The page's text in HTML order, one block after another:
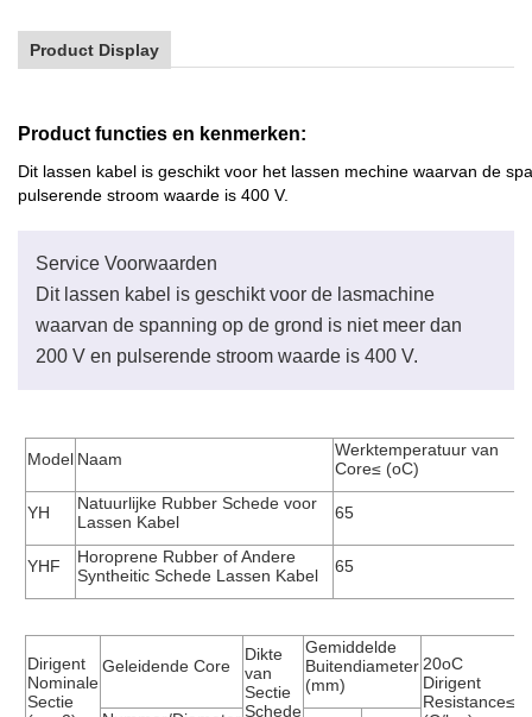
Product Display
Product functies en kenmerken:
Dit lassen kabel is geschikt voor het lassen mechine waarvan de
pulserende stroom waarde is 400 V.
Service Voorwaarden
Dit lassen kabel is geschikt voor de lasmachine
waarvan de spanning op de grond is niet meer dan
200 V en pulserende stroom waarde is 400 V.
Model Naam
Werktemperatuur van
Core≤ (oC)
YH
Natuurlijke Rubber Schede voor
Lassen Kabel
65
YHF
Horoprene Rubber of Andere
Syntheitic Schede Lassen Kabel
65
Dirigent
Nominale
Sectie
Geleidende Core
Dikte
van
Sectie
Schede
Gemiddelde
Buitendiameter
(mm)
20oC
Dirigent
Resistance≤
Jinshui Draad & Kabel